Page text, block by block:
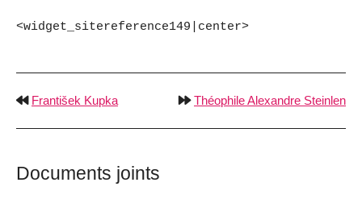
<widget_sitereference149|center>
František Kupka Théophile Alexandre Steinlen
Documents joints